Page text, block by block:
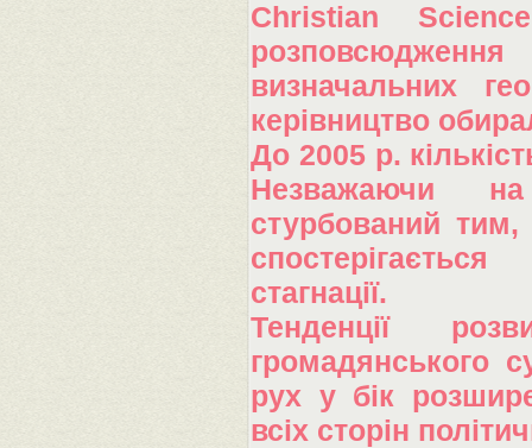
Christian
визначальних
керівництво
До 2005 р.
Незважаючи на
стурбований
стагнації.
Тенденції
громадянського
рух у бік
всіх сторін